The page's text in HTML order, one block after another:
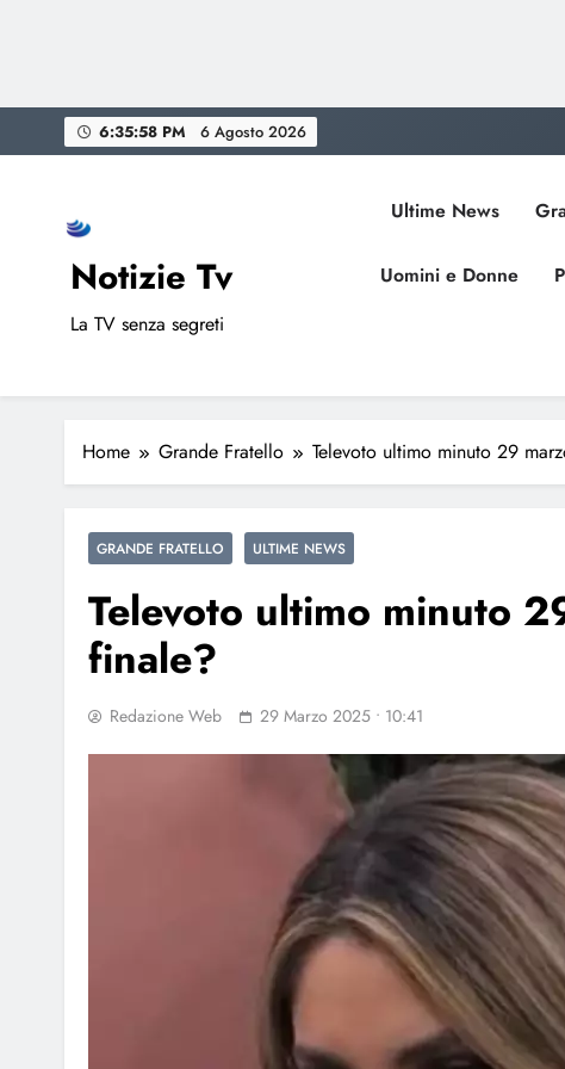
to
6:35:59 PM 6 Agosto 2026
Notizie Tv
La TV senza segreti
Ultime News
Uomini e Donne
Home Grande Fratello Televoto ultimo minuto 29
GRANDE FRATELLO ULTIME NEWS
Televoto ultimo minuto
finale?
Redazione Web 29 Marzo 2025 • 10:41